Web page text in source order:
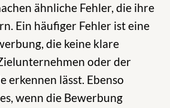
ähnliche Fehler, die ihre
Ein häufiger Fehler ist eine
die keine klare
oder der
erkennen lässt. Ebenso
wenn die Bewerbung